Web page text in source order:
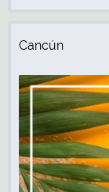
Cancún